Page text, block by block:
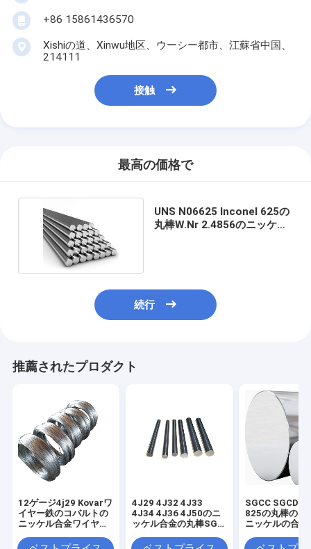
+86 15861436570
Xishiの道、Xinwu地区、ウーシー都市、江蘇省中国、
214111
接触
最高の価格で
UNS N06625 Inconel 625の
丸棒W.Nr 2.4856のニッケル
続行
推薦されたプロダクト
12ゲージ4j29 Kovarワ
イヤー鉄のコバルトの
ニッケル合金ワイヤー
4J29 4J32 4J33
4J34 4J36 4J50のニ
ッケル合金の丸棒SGS
SGCC SGCD
825の丸棒のボ
ニッケルの合金